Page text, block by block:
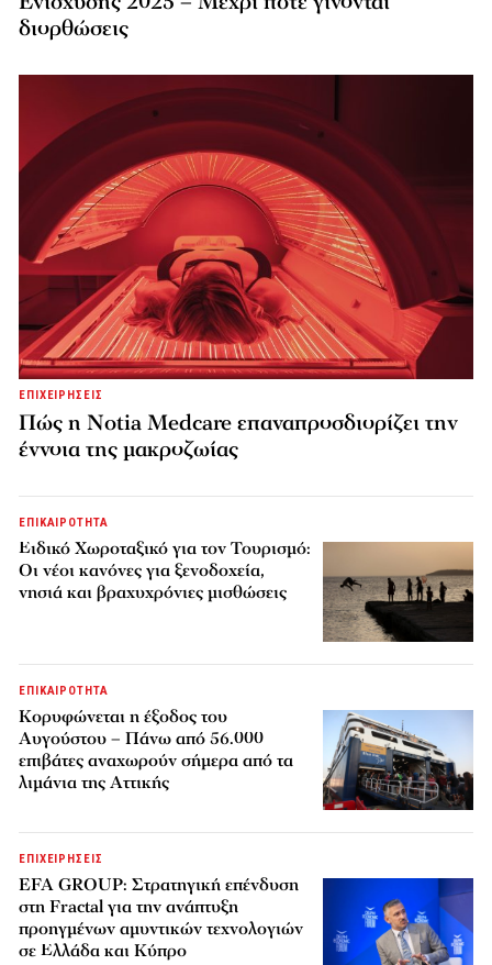
διορθώσεις
ΕΠΙΧΕΙΡΗΣΕΙΣ
Πώς η Notia Medcare επαναπροσδιορίζει την
έννοια της μακροζωίας
ΕΠΙΚΑΙΡΟΤΗΤΑ
Ειδικό Χωροταξικό για τον Τουρισμό:
Οι νέοι κανόνες για ξενοδοχεία,
νησιά και βραχυχρόνιες μισθώσεις
ΕΠΙΚΑΙΡΟΤΗΤΑ
Κορυφώνεται η έξοδος του
Αυγούστου – Πάνω από 56.000
επιβάτες αναχωρούν σήμερα από τα
λιμάνια της Αττικής
ΕΠΙΧΕΙΡΗΣΕΙΣ
EFA GROUP: Στρατηγική επένδυση
στη Fractal για την ανάπτυξη
προηγμένων αμυντικών τεχνολογιών
σε Ελλάδα και Κύπρο